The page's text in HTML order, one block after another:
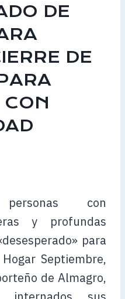
DE
DE
con
y profundas
para
Septiembre,
de Almagro,